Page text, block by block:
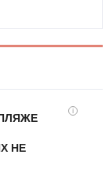
i
НЕ